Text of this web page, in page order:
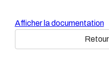
Afficher la documentation